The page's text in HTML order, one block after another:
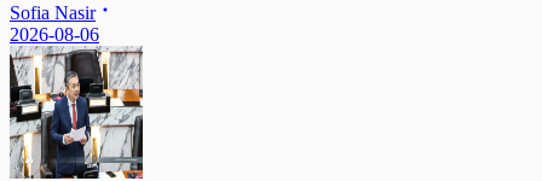
Sofia Nasir
2026-08-06